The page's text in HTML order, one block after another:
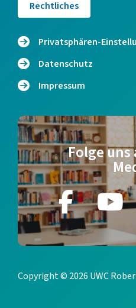
Rechtliches
Privatsphären-
Datenschutz
Impressum
Folge uns
Copyright © 2026 UWC